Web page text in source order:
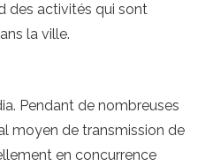
des activités qui sont
la ville.
Pendant de nombreuses
moyen de transmission de
en concurrence